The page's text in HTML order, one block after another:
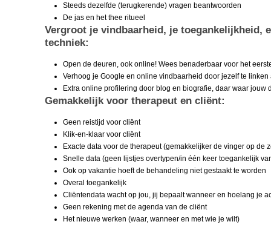
Steeds dezelfde (terugkerende) vragen beantwoorden
De jas en het thee ritueel
Vergroot je vindbaarheid, je toegankelijkheid,
techniek:
Open de deuren, ook online! Wees benaderbaar voor het
Verhoog je Google en online vindbaarheid door jezelf te
Extra online profilering door blog en biografie, daar waar jouw
Gemakkelijk voor therapeut en cliënt:
Geen reistijd voor cliënt
Klik-en-klaar voor cliënt
Exacte data voor de therapeut (gemakkelijker de vinger op de
Snelle data (geen lijstjes overtypen/in één keer toegankelijk
Ook op vakantie hoeft de behandeling niet gestaakt te worden
Overal toegankelijk
Cliëntendata wacht op jou, jij bepaalt wanneer en hoelang je
Geen rekening met de agenda van de cliënt
Het nieuwe werken (waar, wanneer en met wie je wilt)